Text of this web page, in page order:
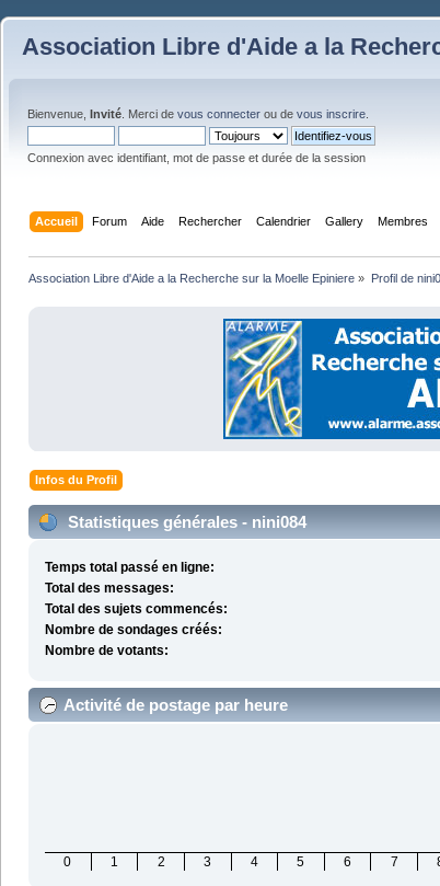
Association Libre d'Aide a la
Bienvenue, Invité . Merci de vous connecter ou de vous inscrire
Connexion avec identifiant, mot de passe et durée de la session
Accueil Forum Aide Rechercher Calendrier Gallery Membres
Association Libre d'Aide a la Recherche sur la Moelle Epiniere » Profil de
Infos du Profil
Statistiques générales - nini084
Temps total passé en ligne:
Total des messages:
Total des sujets commencés:
Nombre de sondages créés:
Nombre de votants:
Activité de postage par heure
0 1 2 3 4 5 6 7